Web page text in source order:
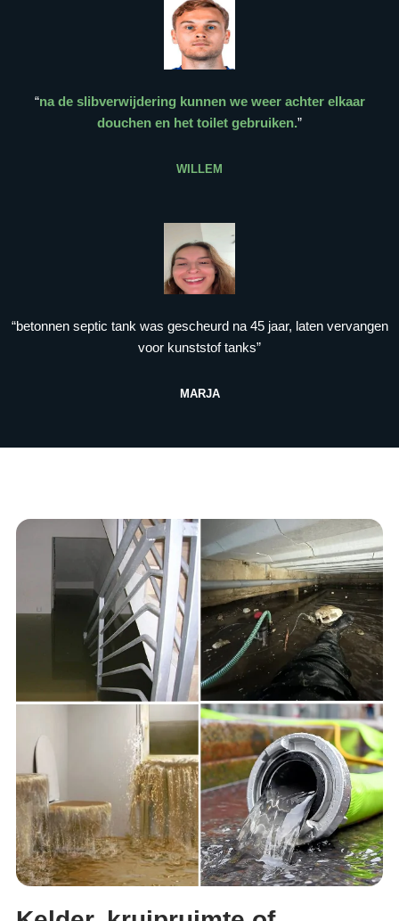
“na de slibverwijdering kunnen we weer achter elkaar
douchen en het toilet gebruiken.”
WILLEM
“betonnen septic tank was gescheurd na 45 jaar, laten vervangen
voor kunststof tanks”
MARJA